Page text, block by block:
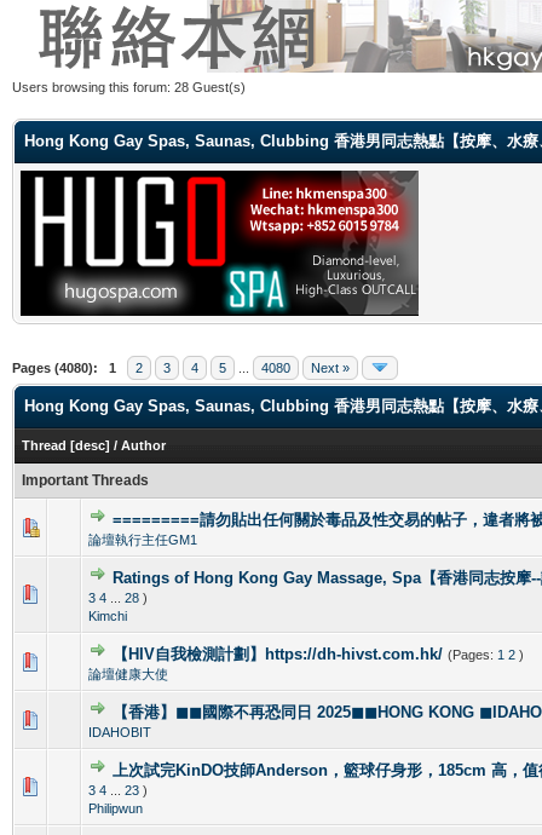
Users browsing this forum: 28 Guest(s)
Hong Kong Gay Spas, Saunas, Clubbing 香港男同志熱點【按摩、水
Pages (4080): 1 2 3 4 5 4080 Next »
Hong Kong Gay Spas, Saunas, Clubbing 香港男同志熱點【按摩、水療
Thread [desc] / Author
Important Threads
=========請勿貼出任何關於毒品及性交易的帖子，違者將
論壇執行主任GM1
1 Vote(s) - 4 out of 5 in Average
12345
Ratings of Hong Kong Gay Massage, Spa【香港同志按摩
3 4 28 )
Kimchi
1 Vote(s) - 5 out of 5 in Average
2 5
【HIV自我檢測計劃】https://dh-hivst.com.hk/ (Pages: 1 2 )
論壇健康大使
0 Vote(s) - 0 out of 5 in Average
12345
【香港】◼◼國際不再恐同日 2025◼◼HONG KONG
IDAHOBIT
0 Vote(s) - 0 out of 5 in Average
12345
上次試完KinDO技師Anderson，籃球仔身形，185cm 高，
3 4 23 )
Philipwun